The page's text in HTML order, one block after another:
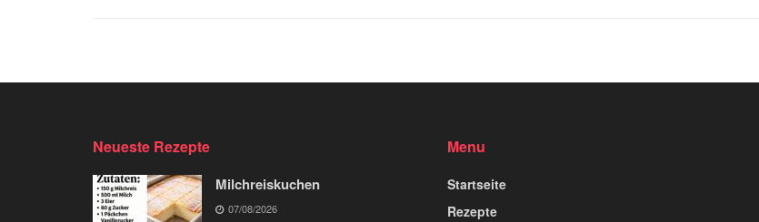
Neueste Rezepte
Milchreiskuchen
07/08/2026
Menu
Startseite
Rezepte